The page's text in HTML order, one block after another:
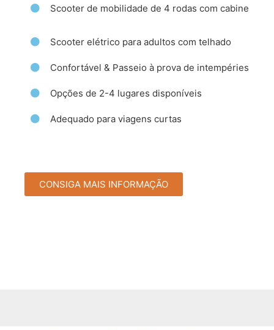
Scooter de mobilidade de 4 rodas com cabine
Scooter elétrico para adultos com telhado
Confortável & Passeio à prova de intempéries
Opções de 2-4 lugares disponíveis
Adequado para viagens curtas
CONSIGA MAIS INFORMAÇÃO